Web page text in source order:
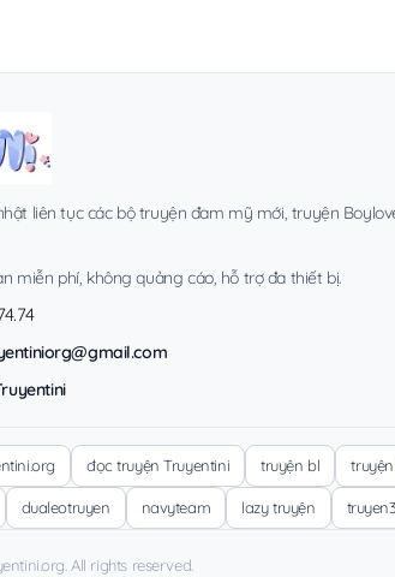
liên tục các bộ truyện đam mỹ mới, truyện
miễn phí, không quảng cáo, hỗ trợ đa thiết bị.
đọc truyện Truyentini truyện bl
dualeotruyen navyteam lazy truyện
All rights reserved.